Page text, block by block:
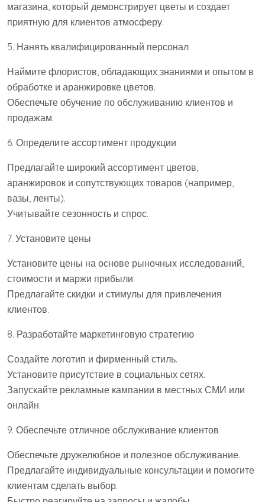
магазина, который демонстрирует цветы и создает
приятную для клиентов атмосферу.
5. Нанять квалифицированный персонал
Наймите флористов, обладающих знаниями и опытом в
обработке и аранжировке цветов.
Обеспечьте обучение по обслуживанию клиентов и
продажам.
6. Определите ассортимент продукции
Предлагайте широкий ассортимент цветов,
аранжировок и сопутствующих товаров (например,
вазы, ленты).
Учитывайте сезонность и спрос.
7. Установите цены
Установите цены на основе рыночных исследований,
стоимости и маржи прибыли.
Предлагайте скидки и стимулы для привлечения
клиентов.
8. Разработайте маркетинговую стратегию
Создайте логотип и фирменный стиль.
Установите присутствие в социальных сетях.
Запускайте рекламные кампании в местных СМИ или
онлайн.
9. Обеспечьте отличное обслуживание клиентов
Обеспечьте дружелюбное и полезное обслуживание.
Предлагайте индивидуальные консультации и помогите
клиентам сделать выбор.